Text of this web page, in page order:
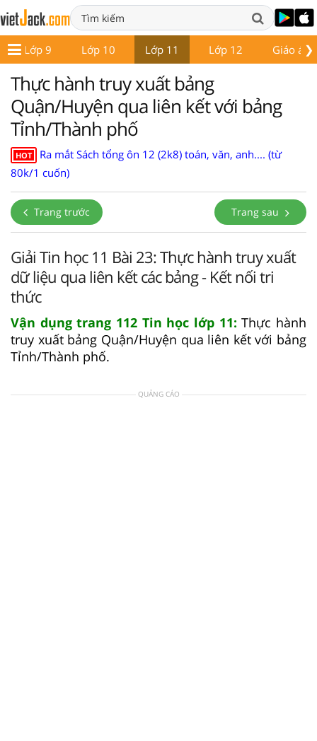
❯
Lớp 9 Lớp 10 Lớp 11 Lớp 12 Giáo án
Thực hành truy xuất bảng
Quận/Huyện qua liên kết với bảng
Tỉnh/Thành phố
HOT
Ra mắt Sách tổng ôn 12 (2k8) toán, văn, anh.... (từ
80k/1 cuốn)
Trang trước Trang sau
Giải Tin học 11 Bài 23: Thực hành truy xuất
dữ liệu qua liên kết các bảng - Kết nối tri
thức
Vận dụng trang 112 Tin học lớp 11:Thực hành
truy xuất bảng Quận/Huyện qua liên kết với bảng
Tỉnh/Thành phố.
QUẢNG CÁO